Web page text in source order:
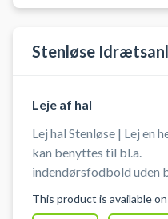
mulighed for gratis
Sengeløse.
hallen åbnes/lukkes en
Stenløse
Leje af hal
Lej hal Stenløse | Lej en
kan benyttes til bl.a.
indendørsfodbold uden
indendørs fodbold i
This product is available